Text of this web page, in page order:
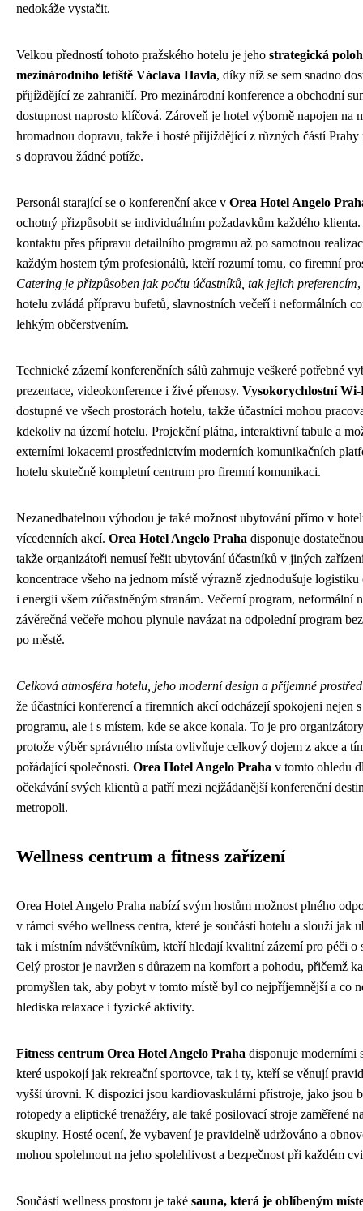
nedokáže vystačit.
Velkou předností tohoto pražského hotelu je jeho strategická
mezinárodního letiště Václava Havla, díky níž se sem snadno
přijíždějící ze zahraničí. Pro mezinárodní konference a obchodní
dostupnost naprosto klíčová. Zároveň je hotel výborně napojen na
hromadnou dopravu, takže i hosté přijíždějící z různých částí
s dopravou žádné potíže.
Personál starající se o konferenční akce v Orea Hotel Angelo
ochotný přizpůsobit se individuálním požadavkům každého
kontaktu přes přípravu detailního programu až po samotnou
každým hostem tým profesionálů, kteří rozumí tomu, co firemní
Catering je přizpůsoben jak počtu účastníků, tak jejich preferencím
hotelu zvládá přípravu bufetů, slavnostních večeří i neformálních
lehkým občerstvením.
Technické zázemí konferenčních sálů zahrnuje veškeré potřebné
prezentace, videokonference i živé přenosy. Vysokorychlostní
dostupné ve všech prostorách hotelu, takže účastníci mohou
kdekoliv na území hotelu. Projekční plátna, interaktivní tabule a
externími lokacemi prostřednictvím moderních komunikačních
hotelu skutečně kompletní centrum pro firemní komunikaci.
Nezanedbatelnou výhodou je také možnost ubytování přímo v
vícedenních akcí. Orea Hotel Angelo Praha disponuje
takže organizátoři nemusí řešit ubytování účastníků v jiných
koncentrace všeho na jednom místě výrazně zjednodušuje logistiku
i energii všem zúčastněným stranám. Večerní program, neformální
závěrečná večeře mohou plynule navázat na odpolední program
po městě.
Celková atmosféra hotelu, jeho moderní design a příjemné
že účastníci konferencí a firemních akcí odcházejí spokojeni nejen s
programu, ale i s místem, kde se akce konala. To je pro
protože výběr správného místa ovlivňuje celkový dojem z akce a
pořádající společnosti. Orea Hotel Angelo Praha v tomto ohledu
očekávání svých klientů a patří mezi nejžádanější konferenční
metropoli.
Wellness centrum a fitness zařízení
Orea Hotel Angelo Praha nabízí svým hostům možnost plného
v rámci svého wellness centra, které je součástí hotelu a slouží jak
tak i místním návštěvníkům, kteří hledají kvalitní zázemí pro péči o
Celý prostor je navržen s důrazem na komfort a pohodu, přičemž
promyšlen tak, aby pobyt v tomto místě byl co nejpříjemnější a co
hlediska relaxace i fyzické aktivity.
Fitness centrum Orea Hotel Angelo Praha disponuje moderními
které uspokojí jak rekreační sportovce, tak i ty, kteří se věnují
vyšší úrovni. K dispozici jsou kardiovaskulární přístroje, jako jsou
rotopedy a eliptické trenažéry, ale také posilovací stroje zaměřené
skupiny. Hosté ocení, že vybavení je pravidelně udržováno a
mohou spolehnout na jeho spolehlivost a bezpečnost při každém
Součástí wellness prostoru je také sauna, která je oblíbeným